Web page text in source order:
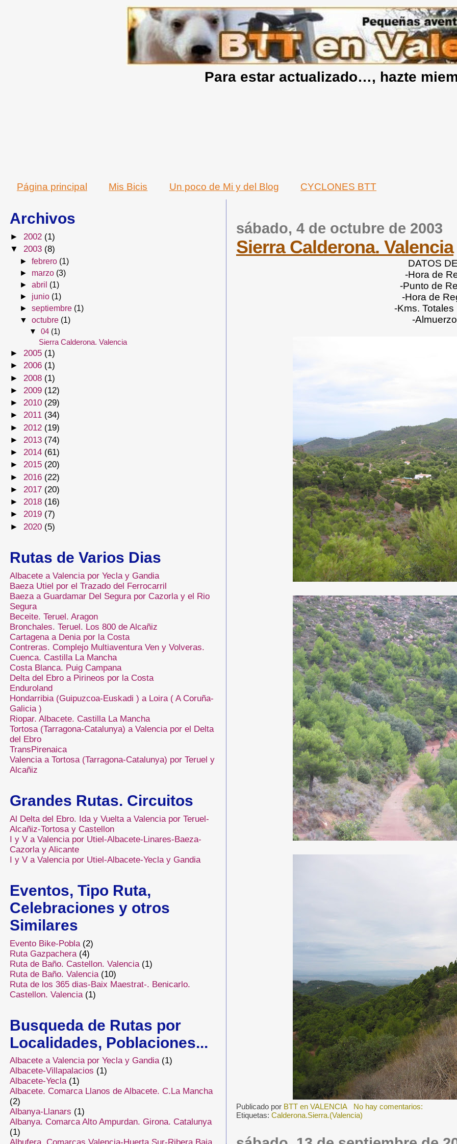
Para estar actualizado…, hazte
Página principal Mis Bicis Un poco de Mi y del Blog CYCLONES BTT
sábado, 4 de octubre de 2003
Sierra Calderona. Valencia
DATOS
-Hora de
-Punto de
-Hora de
-Kms.
-
Publicado por BTT en VALENCIA
No hay comentarios:
Etiquetas: Calderona.Sierra.(Valencia)
Archivos
► 2002 (1)
▼ 2003 (8)
►febrero (1)
► marzo (3)
►abril (1)
► junio (1)
►septiembre (1)
▼octubre (1)
▼ 04 (1)
Sierra Calderona. Valencia
► 2005 (1)
► 2006 (1)
► 2008 (1)
► 2009 (12)
► 2010 (29)
► 2011 (34)
► 2012 (19)
► 2013 (74)
► 2014 (61)
► 2015 (20)
► 2016 (22)
► 2017 (20)
► 2018 (16)
► 2019 (7)
► 2020 (5)
Rutas de Varios Dias
Albacete a Valencia por Yecla y Gandia
Baeza Utiel por el Trazado del Ferrocarril
Baeza a Guardamar Del Segura por Cazorla y el Rio
Segura
Beceite. Teruel. Aragon
Bronchales. Teruel. Los 800 de Alcañiz
Cartagena a Denia por la Costa
Contreras. Complejo Multiaventura Ven y Volveras.
Cuenca. Castilla La Mancha
Costa Blanca. Puig Campana
Delta del Ebro a Pirineos por la Costa
Enduroland
Hondarribia (Guipuzcoa-Euskadi ) a Loira ( A Coruña-
Galicia )
Riopar. Albacete. Castilla La Mancha
Tortosa (Tarragona-Catalunya) a Valencia por el Delta
del Ebro
TransPirenaica
Valencia a Tortosa (Tarragona-Catalunya) por Teruel y
Alcañiz
Grandes Rutas. Circuitos
Al Delta del Ebro. Ida y Vuelta a Valencia por Teruel-
Alcañiz-Tortosa y Castellon
I y V a Valencia por Utiel-Albacete-Linares-Baeza-
Cazorla y Alicante
I y V a Valencia por Utiel-Albacete-Yecla y Gandia
Eventos, Tipo Ruta,
Celebraciones y otros
Similares
Evento Bike-Pobla (2)
Ruta Gazpachera (4)
Ruta de Baño. Castellon. Valencia (1)
Ruta de Baño. Valencia (10)
Ruta de los 365 dias-Baix Maestrat-. Benicarlo.
Castellon. Valencia (1)
Busqueda de Rutas por
Localidades, Poblaciones...
Albacete a Valencia por Yecla y Gandia (1)
Albacete-Villapalacios (1)
Albacete-Yecla (1)
Albacete. Comarca Llanos de Albacete. C.La Mancha
(2)
Albanya-Llanars (1)
Albanya. Comarca Alto Ampurdan. Girona. Catalunya
(1)